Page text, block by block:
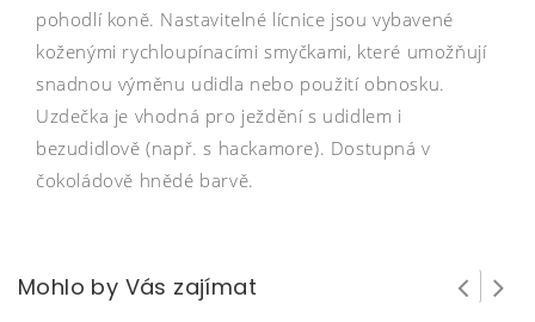
pohodlí koně. Nastavitelné lícnice jsou vybavené
koženými rychloupínacími smyčkami, které umožňují
snadnou výměnu udidla nebo použití obnosku.
Uzdečka je vhodná pro ježdění s udidlem i
bezudidlově (např. s hackamore). Dostupná v
čokoládově hnědé barvě.
Mohlo by Vás zajímat